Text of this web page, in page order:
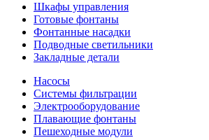
Шкафы управления
Готовые фонтаны
Фонтанные насадки
Подводные светильники
Закладные детали
Насосы
Системы фильтрации
Электрооборудование
Плавающие фонтаны
Пешеходные модули